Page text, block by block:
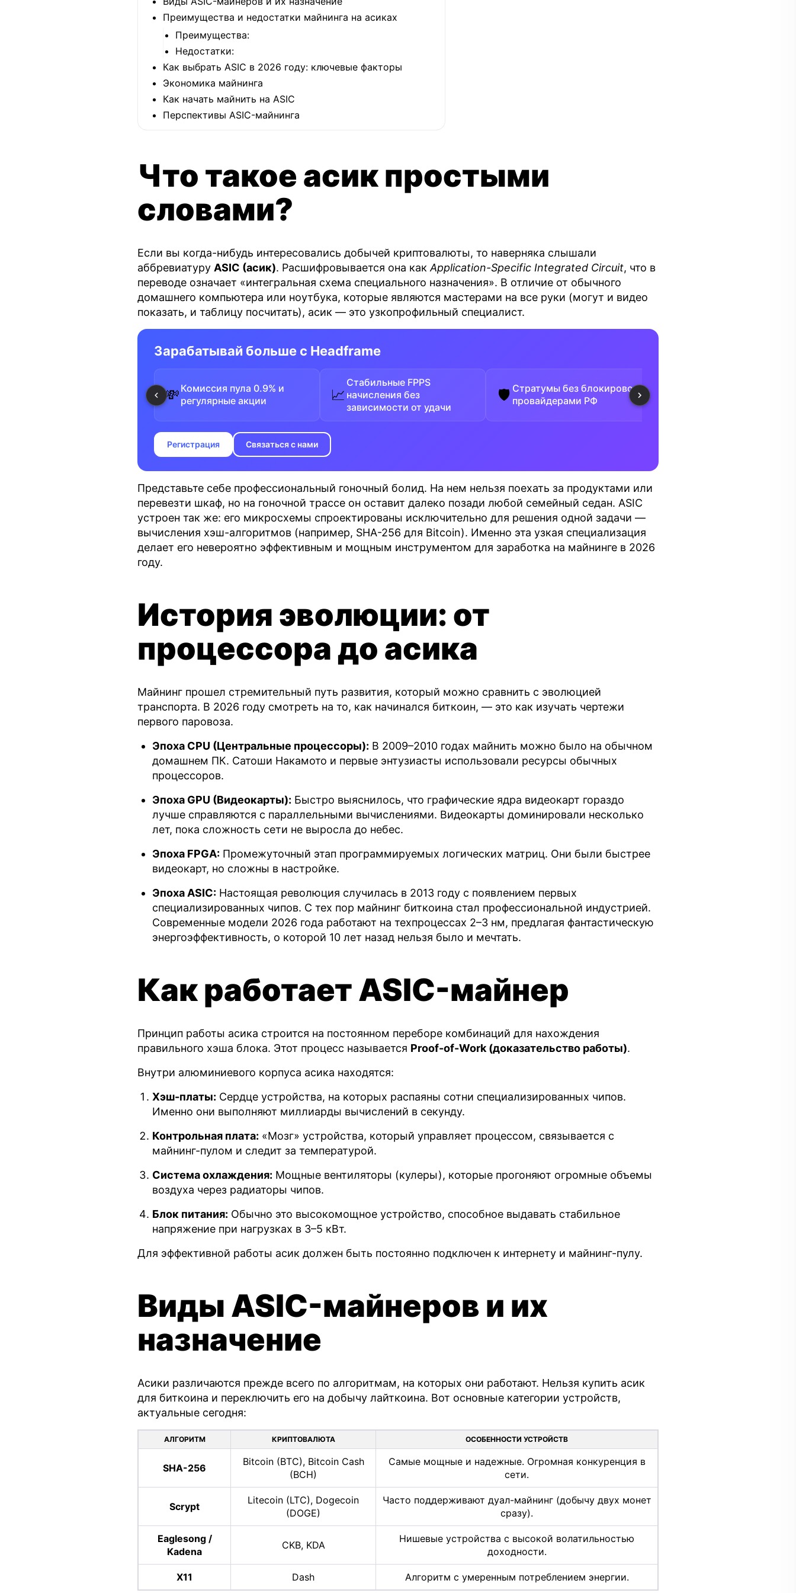
Преимущества и недостатки майнинга на асиках
Преимущества:
Недостатки:
Как выбрать ASIC в 2026 году: ключевые факторы
Экономика майнинга
Как начать майнить на ASIC
Перспективы ASIC-майнинга
Что такое асик простыми
словами?
Если вы когда-нибудь интересовались добычей криптовалюты, то наверняка слышали
аббревиатуру ASIC (асик). Расшифровывается она как Application-Specific Integrated Circuit, что в
переводе означает «интегральная схема специального назначения». В отличие от обычного
домашнего компьютера или ноутбука, которые являются мастерами на все руки (могут и видео
показать, и таблицу посчитать), асик — это узкопрофильный специалист.
Зарабатывай больше с Headframe
💸 Комиссия пула 0.9% и
регулярные акции
📈
Стабильные FPPS
начисления без
зависимости от удачи
🛡 Стратумы без блокировок
провайдерами РФ
Регистрация Связаться с нами
Представьте себе профессиональный гоночный болид. На нем нельзя поехать за продуктами или
перевезти шкаф, но на гоночной трассе он оставит далеко позади любой семейный седан. ASIC
устроен так же: его микросхемы спроектированы исключительно для решения одной задачи —
вычисления хэш-алгоритмов (например, SHA-256 для Bitcoin). Именно эта узкая специализация
делает его невероятно эффективным и мощным инструментом для заработка на майнинге в 2026
году.
История эволюции: от
процессора до асика
Майнинг прошел стремительный путь развития, который можно сравнить с эволюцией
транспорта. В 2026 году смотреть на то, как начинался биткоин, — это как изучать чертежи
первого паровоза.
Эпоха CPU (Центральные процессоры): В 2009–2010 годах майнить можно было на обычном
домашнем ПК. Сатоши Накамото и первые энтузиасты использовали ресурсы обычных
процессоров.
Эпоха GPU (Видеокарты): Быстро выяснилось, что графические ядра видеокарт гораздо
лучше справляются с параллельными вычислениями. Видеокарты доминировали несколько
лет, пока сложность сети не выросла до небес.
Эпоха FPGA: Промежуточный этап программируемых логических матриц. Они были быстрее
видеокарт, но сложны в настройке.
Эпоха ASIC: Настоящая революция случилась в 2013 году с появлением первых
специализированных чипов. С тех пор майнинг биткоина стал профессиональной индустрией.
Современные модели 2026 года работают на техпроцессах 2–3 нм, предлагая фантастическую
энергоэффективность, о которой 10 лет назад нельзя было и мечтать.
Как работает ASIC-майнер
Принцип работы асика строится на постоянном переборе комбинаций для нахождения
правильного хэша блока. Этот процесс называется Proof-of-Work (доказательство работы).
Внутри алюминиевого корпуса асика находятся:
Хэш-платы: Сердце устройства, на которых распаяны сотни специализированных чипов.
Именно они выполняют миллиарды вычислений в секунду.
Контрольная плата: «Мозг» устройства, который управляет процессом, связывается с
майнинг-пулом и следит за температурой.
Система охлаждения: Мощные вентиляторы (кулеры), которые прогоняют огромные объемы
воздуха через радиаторы чипов.
Блок питания: Обычно это высокомощное устройство, способное выдавать стабильное
напряжение при нагрузках в 3–5 кВт.
Для эффективной работы асик должен быть постоянно подключен к интернету и майнинг-пулу.
Виды ASIC-майнеров и их
назначение
Асики различаются прежде всего по алгоритмам, на которых они работают. Нельзя купить асик
для биткоина и переключить его на добычу лайткоина. Вот основные категории устройств,
актуальные сегодня:
АЛГОРИТМ КРИПТОВАЛЮТА ОСОБЕННОСТИ УСТРОЙСТВ
SHA-256
Bitcoin (BTC), Bitcoin Cash
(BCH)
Самые мощные и надежные. Огромная конкуренция в
сети.
Scrypt
Litecoin (LTC), Dogecoin
(DOGE)
Часто поддерживают дуал-майнинг (добычу двух монет
сразу).
Eaglesong /
Kadena
CKB, KDA
Нишевые устройства с высокой волатильностью
доходности.
X11 Dash Алгоритм с умеренным потреблением энергии.